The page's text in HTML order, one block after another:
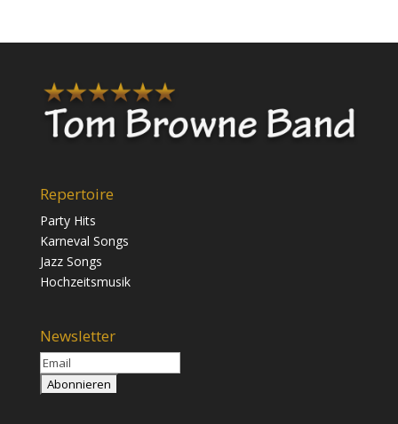
Repertoire
Party Hits
Karneval Songs
Jazz Songs
Hochzeitsmusik
Newsletter